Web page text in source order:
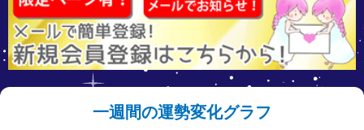
一週間の運勢変化グラフ